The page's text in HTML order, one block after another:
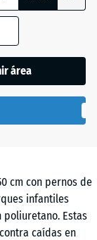
cm con pernos de
infantiles
Estas
caídas en
área